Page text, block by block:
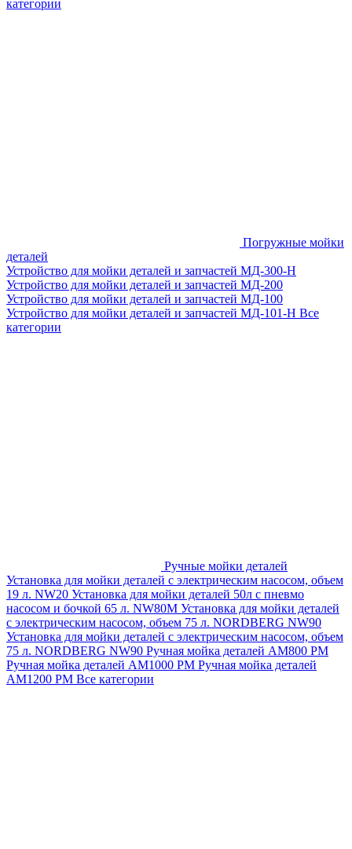
категории
Погружные мойки
деталей
Устройство для мойки деталей и запчастей МД-300-H
Устройство для мойки деталей и запчастей МД-200
Устройство для мойки деталей и запчастей МД-100
Устройство для мойки деталей и запчастей МД-101-Н Все
категории
Ручные мойки деталей
Установка для мойки деталей с электрическим насосом, объем
19 л. NW20 Установка для мойки деталей 50л с пневмо
насосом и бочкой 65 л. NW80M Установка для мойки деталей
с электрическим насосом, объем 75 л. NORDBERG NW90
Установка для мойки деталей с электрическим насосом, объем
75 л. NORDBERG NW90 Ручная мойка деталей АМ800 РМ
Ручная мойка деталей АМ1000 РМ Ручная мойка деталей
АМ1200 РМ Все категории